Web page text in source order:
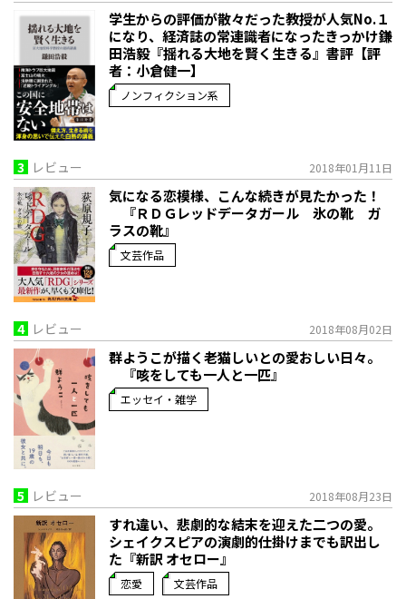
学生からの評価が散々だった教授が人気No.１
になり、経済誌の常連識者になったきっかけ――鎌
田浩毅『揺れる大地を賢く生きる』書評【評
者：小倉健一】
ノンフィクション系
3 レビュー 2018年01月11日
気になる恋模様、こんな続きが見たかった！
『ＲＤＧレッドデータガール 氷の靴 ガ
ラスの靴』
文芸作品
4 レビュー 2018年08月02日
群ようこが描く老猫しいとの愛おしい日々。
『咳をしても一人と一匹』
エッセイ・雑学
5 レビュー 2018年08月23日
すれ違い、悲劇的な結末を迎えた二つの愛。
シェイクスピアの演劇的仕掛けまでも訳出し
た『新訳 オセロー』
恋愛 文芸作品